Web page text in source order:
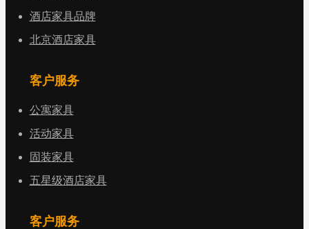
酒店家具品牌
北京酒店家具
客户服务
公寓家具
活动家具
固装家具
五星级酒店家具
客户服务